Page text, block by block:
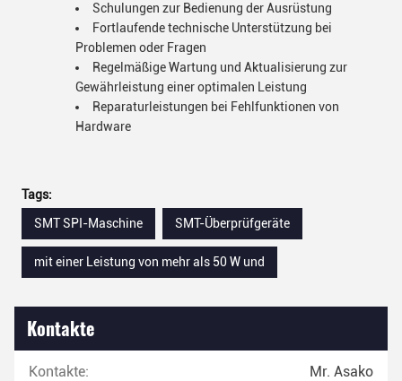
Schulungen zur Bedienung der Ausrüstung
Fortlaufende technische Unterstützung bei
Problemen oder Fragen
Regelmäßige Wartung und Aktualisierung zur
Gewährleistung einer optimalen Leistung
Reparaturleistungen bei Fehlfunktionen von
Hardware
Tags:
SMT SPI-Maschine
SMT-Überprüfgeräte
mit einer Leistung von mehr als 50 W und
Kontakte
Kontakte: Mr. Asako